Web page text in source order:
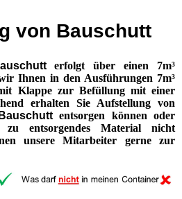
von Bauschutt
erfolgt über einen 7m³
Ihnen in den Ausführungen 7m³
Klappe zur Befüllung mit einer
erhalten Sie Aufstellung von
Bauschuttentsorgen können oder
entsorgendes Material nicht
unsere Mitarbeiter gerne zur